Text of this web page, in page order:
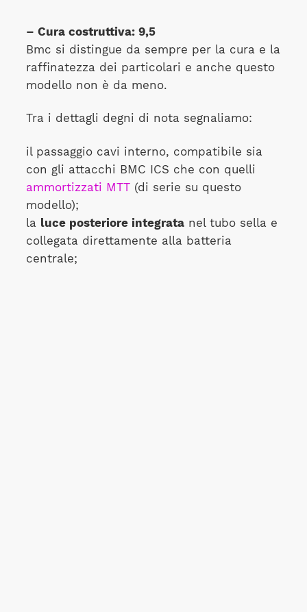
– Cura costruttiva: 9,5
Bmc si distingue da sempre per la cura e la
raffinatezza dei particolari e anche questo
modello non è da meno.
Tra i dettagli degni di nota segnaliamo:
il passaggio cavi interno, compatibile sia
con gli attacchi BMC ICS che con quelli
ammortizzati MTT(di serie su questo
modello);
la luce posteriore integratanel tubo sella e
collegata direttamente alla batteria
centrale;